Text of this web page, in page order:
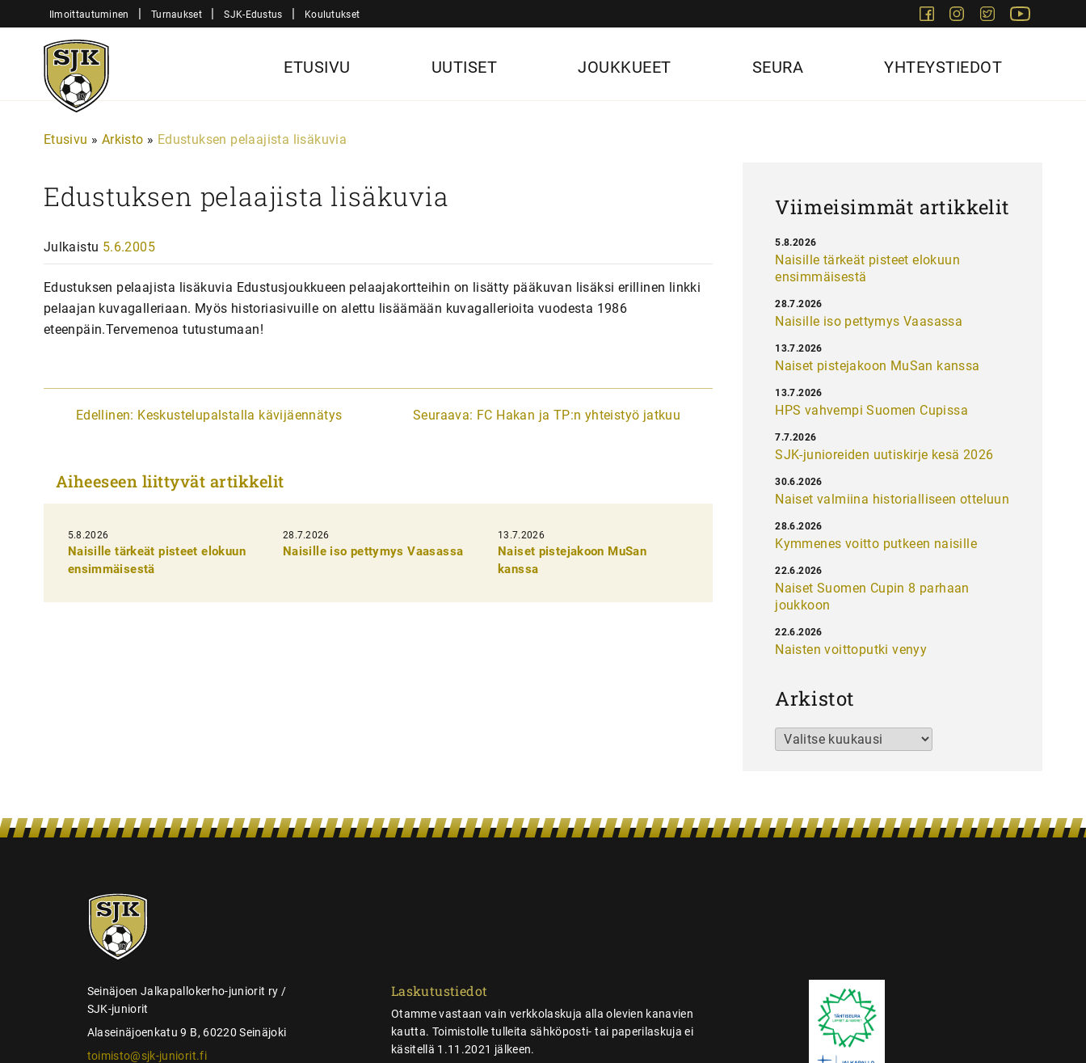
sisältöön
Ilmoittautuminen | Turnaukset | SJK-Edustus | Koulutukset FacebookInstagram
Twitter
Sjk-
Juniorit
ETUSIVU UUTISET JOUKKUEET SEURA YHTEYSTIEDOT
Etusivu » Arkisto » Edustuksen pelaajista lisäkuvia
Edustuksen pelaajista lisäkuvia
Julkaistu 5.6.2005
Edustuksen pelaajista lisäkuvia Edustusjoukkueen pelaajakortteihin on lisätty pääkuvan lisäksi erillinen linkki
pelaajan kuvagalleriaan. Myös historiasivuille on alettu lisäämään kuvagallerioita vuodesta 1986
eteenpäin.Tervemenoa tutustumaan!
A
i
k
e
s
Edellinen: Keskustelupalstalla kävijäennätys Seuraava: FC Hakan ja TP:n yhteistyö jatkuu
Aiheeseen liittyvät artikkelit
5.8.2026
Naisille tärkeät pisteet elokuun
ensimmäisestä
28.7.2026
Naisille iso pettymys Vaasassa
13.7.2026
Naiset pistejakoon MuSan
kanssa
Viimeisimmät artikkelit
Naisille tärkeät pisteet elokuun
ensimmäisestä
5.8.2026
Naisille iso pettymys Vaasassa
28.7.2026
Naiset pistejakoon MuSan kanssa
13.7.2026
HPS vahvempi Suomen Cupissa
13.7.2026
SJK-junioreiden uutiskirje kesä 2026
7.7.2026
Naiset valmiina historialliseen otteluun
30.6.2026
Kymmenes voitto putkeen naisille
28.6.2026
Naiset Suomen Cupin 8 parhaan
joukkoon
22.6.2026
Naisten voittoputki venyy
22.6.2026
Arkistot
Arkistot
SJK-
juniorit
Seinäjoen Jalkapallokerho-juniorit ry /
SJK-juniorit
Alaseinäjoenkatu 9 B, 60220 Seinäjoki
toimisto@sjk-juniorit.fi
Laskutustiedot
Otamme vastaan vain verkkolaskuja alla olevien kanavien
kautta. Toimistolle tulleita sähköposti- tai paperilaskuja ei
käsitellä 1.11.2021 jälkeen.